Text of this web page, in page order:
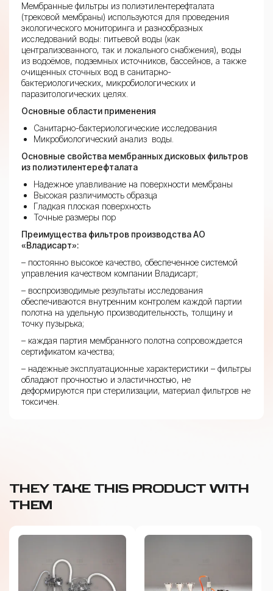
Мембранные фильтры из полиэтилентерефталата
(трековой мембраны) используются для проведения
экологического мониторинга и разнообразных
исследований воды: питьевой воды (как
централизованного, так и локального снабжения), воды
из водоёмов, подземных источников, бассейнов, а также
очищенных сточных вод в санитарно-
бактериологических, микробиологических и
паразитологических целях.
Основные области применения
Санитарно-бактериологические исследования
Микробиологический анализ воды.
Основные свойства мембранных дисковых фильтров
из полиэтилентерефталата
Надежное улавливание на поверхности мембраны
Высокая различимость образца
Гладкая плоская поверхность
Точные размеры пор
Преимущества фильтров производства АО
«Владисарт»:
– постоянно высокое качество, обеспеченное системой
управления качеством компании Владисарт;
– воспроизводимые результаты исследования
обеспечиваются внутренним контролем каждой партии
полотна на удельную производительность, толщину и
точку пузырька;
– каждая партия мембранного полотна сопровождается
сертификатом качества;
– надежные эксплуатационные характеристики – фильтры
обладают прочностью и эластичностью, не
деформируются при стерилизации, материал фильтров не
токсичен.
THEY TAKE THIS PRODUCT WITH
THEM